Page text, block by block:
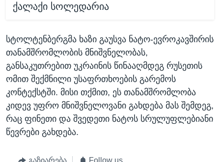
ქალაქი სოლედარია
სტოლტენბერგმა ხაზი გაუსვა ნატო-ევროკავშირის
თანამშრომლობის მნიშვნელობას,
განსაკუთრებით უკრაინის წინააღმდეგ რუსეთის
ომით შექმნილი უსაფრთხოების გარემოს
კონტექსტში. მისი თქმით, ეს თანამშრომლობა
კიდევ უფრო მნიშვნელოვანი გახდება მას შემდეგ,
რაც ფინეთი და შვედეთი ნატოს სრულუფლებიანი
წევრები გახდება.
გაზიარება Follow us